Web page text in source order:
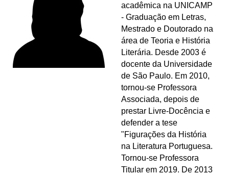
acadêmica na UNICAMP
- Graduação em Letras,
Mestrado e Doutorado na
área de Teoria e História
Literária. Desde 2003 é
docente da Universidade
de São Paulo. Em 2010,
tornou-se Professora
Associada, depois de
prestar Livre-Docência e
defender a tese
"Figurações da História
na Literatura Portuguesa.
Tornou-se Professora
Titular em 2019. De 2013